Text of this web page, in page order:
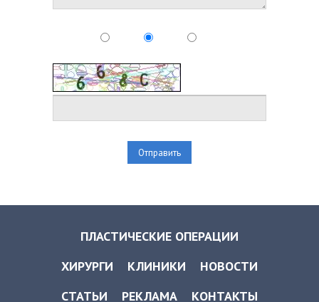
ПЛАСТИЧЕСКИЕ ОПЕРАЦИИ
ХИРУРГИ
КЛИНИКИ
НОВОСТИ
СТАТЬИ
РЕКЛАМА КОНТАКТЫ